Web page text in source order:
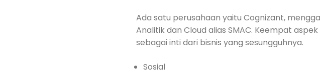
Ada satu perusahaan yaitu Cognizant,
Analitik dan Cloud alias SMAC. Keempat
sebagai inti dari bisnis yang sesungguhnya.
Sosial